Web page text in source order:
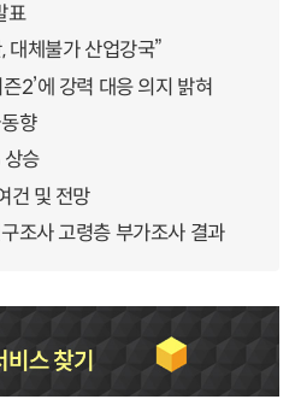
표
체불가 산업강국”
2’에 강력 대응 의지 밝혀
향
승
건 및 전망
조사 고령층 부가조사 결과